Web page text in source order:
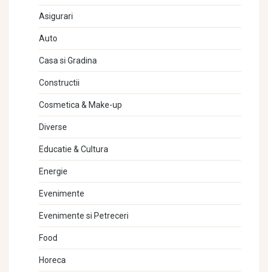
Asigurari
Auto
Casa si Gradina
Constructii
Cosmetica & Make-up
Diverse
Educatie & Cultura
Energie
Evenimente
Evenimente si Petreceri
Food
Horeca